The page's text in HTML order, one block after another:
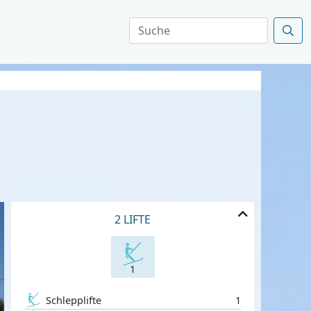
2 LIFTE
1
Schlepplifte 1